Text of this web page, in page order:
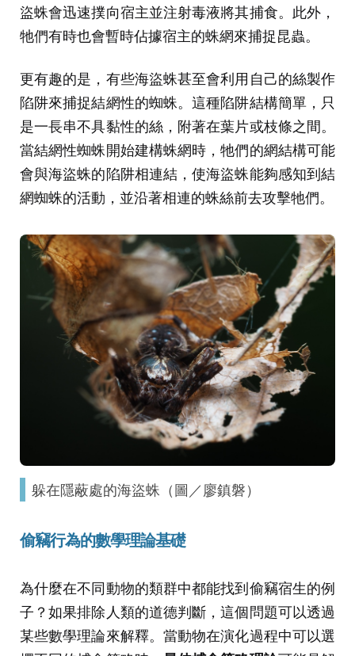
盜蛛會迅速撲向宿主並注射毒液將其捕食。此外，
牠們有時也會暫時佔據宿主的蛛網來捕捉昆蟲。
更有趣的是，有些海盜蛛甚至會利用自己的絲製作
陷阱來捕捉結網性的蜘蛛。這種陷阱結構簡單，只
是一長串不具黏性的絲，附著在葉片或枝條之間。
當結網性蜘蛛開始建構蛛網時，牠們的網結構可能
會與海盜蛛的陷阱相連結，使海盜蛛能夠感知到結
網蜘蛛的活動，並沿著相連的蛛絲前去攻擊牠們。
躲在隱蔽處的海盜蛛（圖／廖鎮磐）
偷竊行為的數學理論基礎
為什麼在不同動物的類群中都能找到偷竊宿生的例
子？如果排除人類的道德判斷，這個問題可以透過
某些數學理論來解釋。當動物在演化過程中可以選